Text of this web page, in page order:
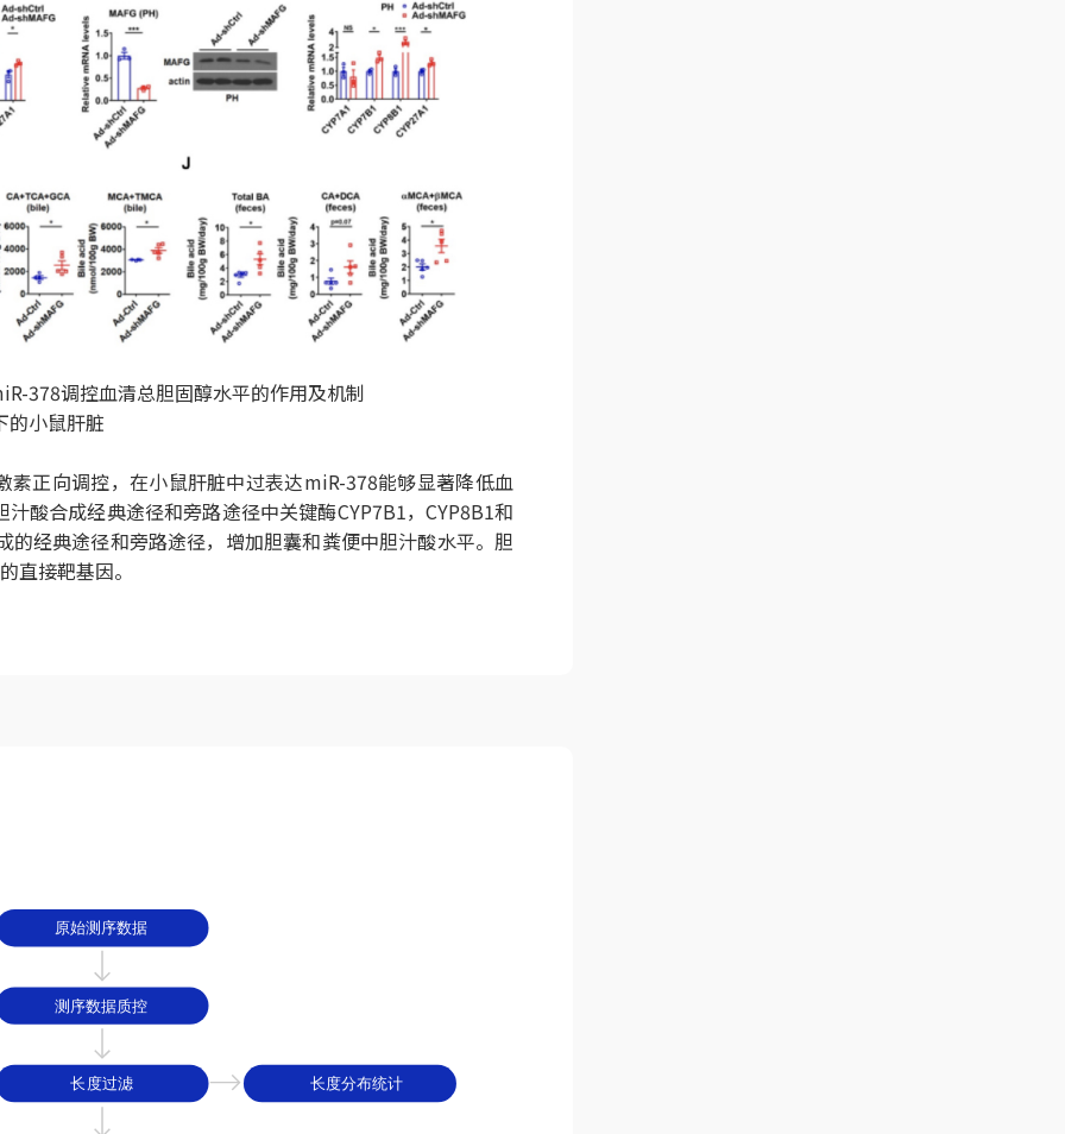
378调控血清总胆固醇水平的作用及机制
的小鼠肝脏
正向调控，在小鼠肝脏中过表达miR-378能够显著降低血
酸合成经典途径和旁路途径中关键酶CYP7B1，CYP8B1和
的经典途径和旁路途径，增加胆囊和粪便中胆汁酸水平。胆
直接靶基因。